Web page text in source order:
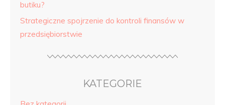
butiku?
Strategiczne spojrzenie do kontroli finansów w
przedsiębiorstwie
KATEGORIE